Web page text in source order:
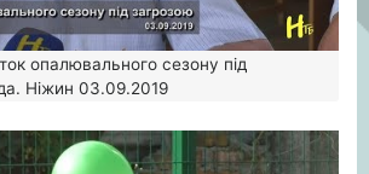
опалювального сезону під
Ніжин 03.09.2019